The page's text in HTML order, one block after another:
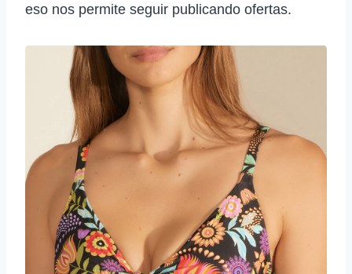
eso nos permite seguir publicando ofertas.